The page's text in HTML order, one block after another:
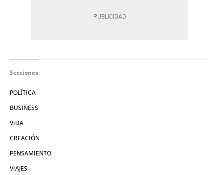
Secciones
POLÍTICA
BUSINESS
VIDA
CREACIÓN
PENSAMIENTO
VIAJES